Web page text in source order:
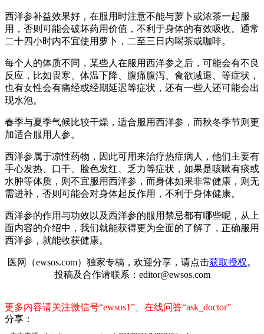
西洋参补益效果好，在服用时注意不能与萝卜或浓茶一起服
用，否则可能会破坏药用价值，不利于身体的有效吸收。通常
二十四小时内不宜使用萝卜，二至三日内喝茶或咖啡。
每个人的体质不同，某些人在服用西洋参之后，可能会有不良
反应，比如畏寒、体温下降、腹痛腹泻、食欲减退、等症状，
也有女性会有痛经或经期延迟等症状，还有一些人还可能会出
现水泡。
春季与夏季气候比较干燥，适合服用西洋参，而秋冬季节则更
加适合服用人参。
西洋参属于凉性药物，因此可用来治疗热症病人，他们主要有
手心发热、口干、脸色发红、乏力等症状，如果是咳嗽有痰或
水肿等体质，则不宜服用西洋参，而身体如果非常健康，则无
需进补，否则可能会对身体起反作用，不利于身体健康。
西洋参的作用与功效以及西洋参的服用禁忌都有哪些呢，从上
面内容的介绍中，我们就能获得更为全面的了解了，正确服用
西洋参，就能收获健康。
医网（ewsos.com）独家专稿，欢迎分享，请点击获取授权。
投稿及合作请联系：editor@ewsos.com
更多内容请关注微信号“ewsos1”、在线问答“ask_doctor”
分享：